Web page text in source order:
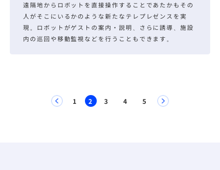
遠隔地からロボットを直接操作することであたかもその
人がそこにいるかのような新たなテレプレゼンスを実
現。ロボットがゲストの案内・説明、さらに誘導、施設
内の巡回や移動監視などを行うこともできます。
1 2 3 4 5